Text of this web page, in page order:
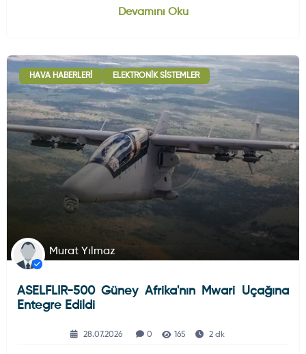
Devamını Oku
HAVA HABERLERI ELEKTRONIK SISTEMLER
Murat Yılmaz
ASELFLIR-500 Güney Afrika'nın Mwari Uçağına
Entegre Edildi
28.07.2026 0 165 2 dk